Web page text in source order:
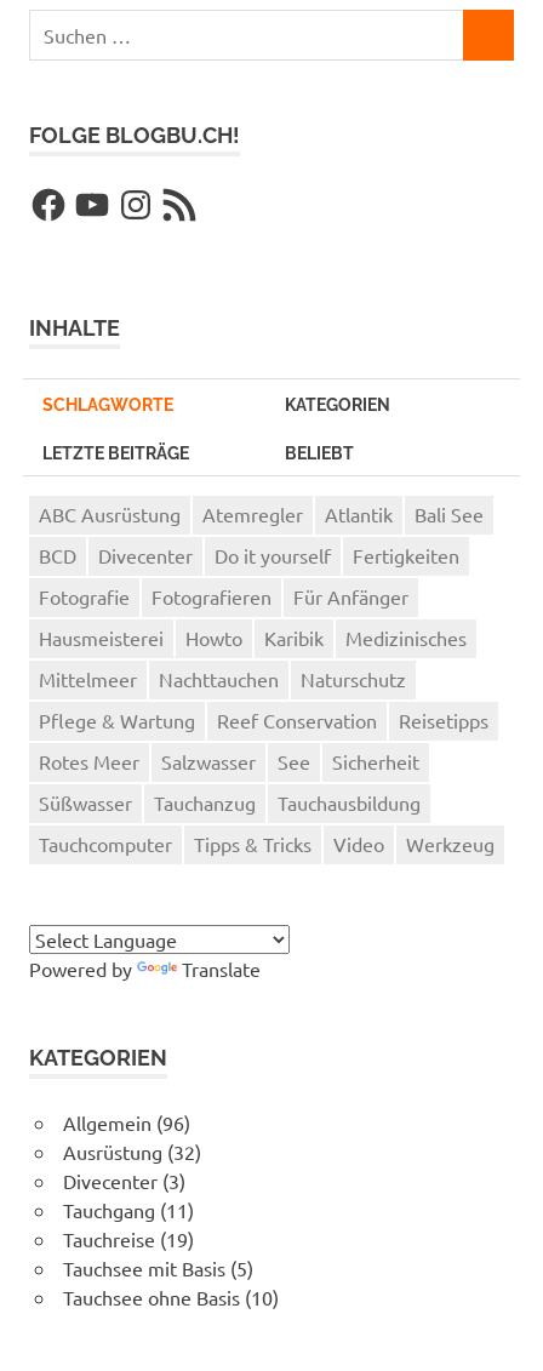
nach:
FOLGE BLOGBU.CH!
FacebookYouTubeInstagram
RSS-
Feed
INHALTE
SCHLAGWORTE KATEGORIEN
LETZTE BEITRÄGE BELIEBT
ABC Ausrüstung Atemregler Atlantik
Bali See
BCD
Divecenter Do it yourself
Fertigkeiten
Fotografie
Fotografieren
Für Anfänger
Hausmeisterei
Howto Karibik
Medizinisches
Mittelmeer
Nachttauchen
Naturschutz
Pflege & Wartung
Reef Conservation
Reisetipps
Rotes Meer
Salzwasser See
Sicherheit
Süßwasser
Tauchanzug
Tauchausbildung
Tauchcomputer
Tipps & Tricks Video Werkzeug
Powered by Translate
KATEGORIEN
Allgemein (96)
Ausrüstung (32)
Divecenter(3)
Tauchgang (11)
Tauchreise (19)
Tauchsee mit Basis(5)
Tauchsee ohne Basis(10)